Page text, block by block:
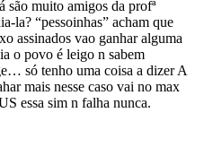
são muito amigos da profª
la? “pessoinhas” acham que
assinados vao ganhar alguma
o povo é leigo n sabem
só tenho uma coisa a dizer A
mais nesse caso vai no max
essa sim n falha nunca.